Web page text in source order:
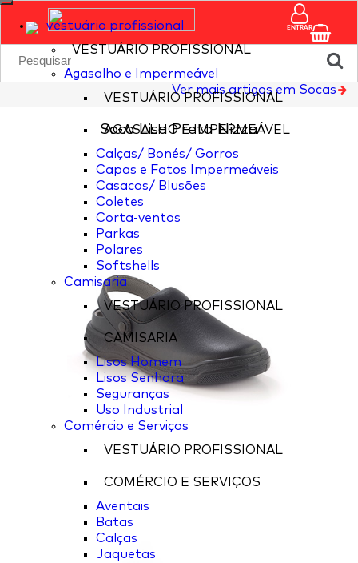
vestuário profissional
VESTUÁRIO PROFISSIONAL
Agasalho e Impermeável
VESTUÁRIO PROFISSIONAL
AGASALHO E IMPERMEÁVEL
Calças/ Bonés/ Gorros
Capas e Fatos Impermeáveis
Casacos/ Blusões
Coletes
Corta-ventos
Parkas
Polares
Softshells
Camisaria
VESTUÁRIO PROFISSIONAL
CAMISARIA
Lisos Homem
Lisos Senhora
Seguranças
Uso Industrial
Comércio e Serviços
VESTUÁRIO PROFISSIONAL
COMÉRCIO E SERVIÇOS
Aventais
Batas
Calças
Jaquetas
ENTRAR
Ver mais artigos em Socas
Soca Lisa Preta Nizza